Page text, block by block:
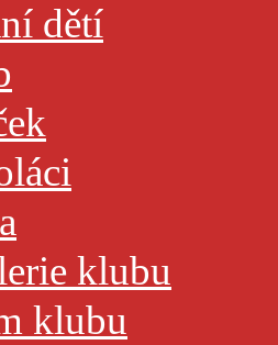
dětí
klubu
klubu